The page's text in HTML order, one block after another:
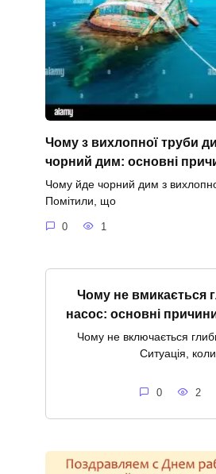
Чому з вихлопної труби
чорний дим: основні
Чому йде чорний дим з
Помітили, що
0 1
Чому не вмикається
насос: основні
Чому не включається
Ситуація, коли
0 2